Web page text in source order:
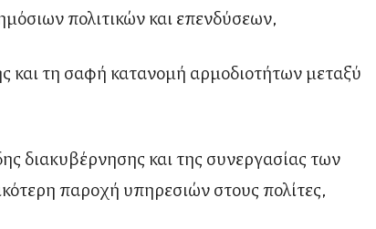
πολιτικών και επενδύσεων,
τη σαφή κατανομή αρμοδιοτήτων μεταξύ
διακυβέρνησης και της συνεργασίας των
παροχή υπηρεσιών στους πολίτες,